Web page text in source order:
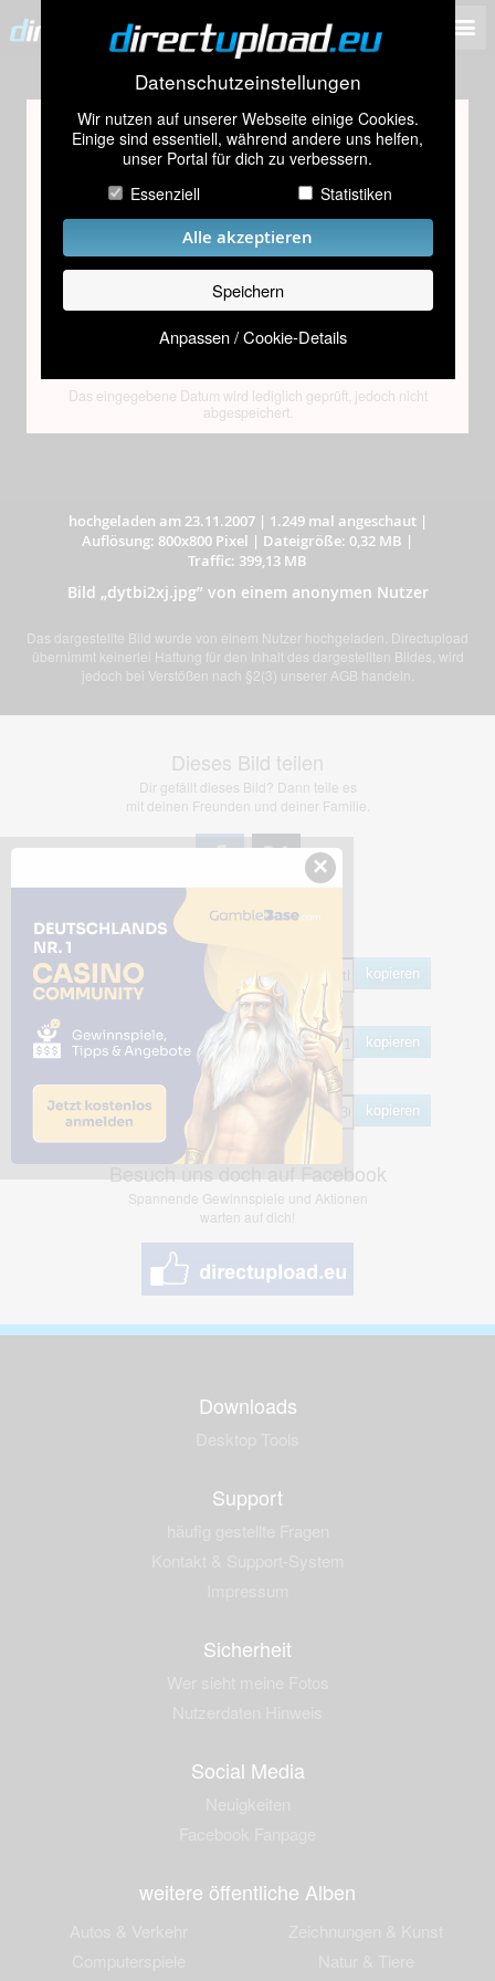
Datenschutzeinstellungen
Wir nutzen auf unserer Webseite einige Cookies.
Einige sind essentiell, während andere uns helfen,
unser Portal für dich zu verbessern.
Essenziell
Statistiken
Alle akzeptieren
Speichern
Anpassen / Cookie-Details
Altersprüfung
Dieses Bild oder ein Bild des Albums scheint Inhalte zu
enthalten, die nur für Personen über 18 Jahren geeignet
Bitte gib dein Geburtsdatum ein
Das eingegebene Datum wird lediglich geprüft, jedoch nicht
abgespeichert.
hochgeladen am 23.11.2007| 1.249 mal angeschaut|
Auflösung: 800x800 Pixel | Dateigröße: 0,32 MB |
Traffic: 399,13 MB
Bild „dytbi2xj.jpg” von einem anonymen Nutzer
Das dargestellte Bild wurde von einem Nutzer hochgeladen. Directupload
übernimmt keinerlei Haftung für den Inhalt des dargestellten Bildes, wird
jedoch bei Verstößen nach §2(3) unserer AGB handeln.
Dieses Bild teilen
Dir gefällt dieses Bild? Dann teile es
mit deinen Freunden und deiner Familie.
Share Links
kopieren
HTML
kopieren
BB Code
kopieren
Besuch uns doch auf Facebook
Spannende Gewinnspiele und Aktionen
warten auf dich!
Downloads
Support
Sicherheit
Social Media
weitere öffentliche Alben
×